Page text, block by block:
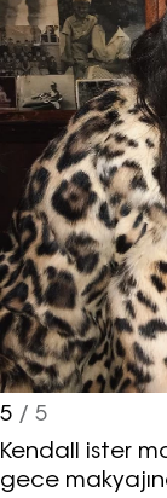
5 / 5
Kendall ister
gece